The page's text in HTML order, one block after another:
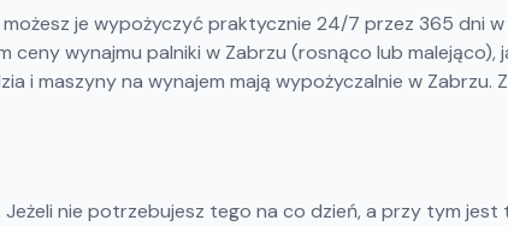
je wypożyczyć praktycznie 24/7 przez 365 dni
wynajmu palniki w Zabrzu (rosnąco lub malejąco),
i maszyny na wynajem mają wypożyczalnie w Zabrzu.
nie potrzebujesz tego na co dzień, a przy tym